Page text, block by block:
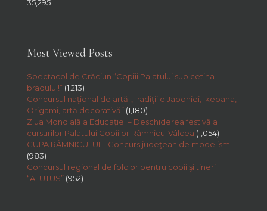
35,295
Most Viewed Posts
Spectacol de Crăciun “Copiii Palatului sub cetina
bradului!” (1,213)
Concursul naţional de artă „Tradiţiile Japoniei, Ikebana,
Origami, artă decorativă” (1,180)
Ziua Mondială a Educației – Deschiderea festivă a
cursurilor Palatului Copiilor Râmnicu-Vâlcea (1,054)
CUPA RÂMNICULUI – Concurs judeţean de modelism
(983)
Concursul regional de folclor pentru copii şi tineri
“ALUTUS” (952)